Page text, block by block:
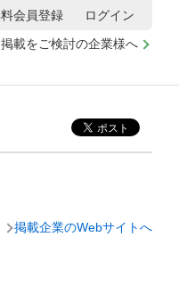
掲載をご検討の企業様へ
会員登録 ログイン
掲載企業のWebサイトへ